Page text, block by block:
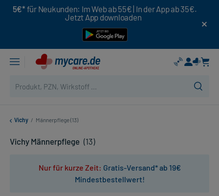
5€* für Neukunden: Im Web ab 55€ | In der App ab 35€.
Jetzt App downloaden
Vichy / Männerpflege (13)
Vichy Männerpflege (13)
Nur für kurze Zeit: Gratis-Versand* ab 19€
Mindestbestellwert!